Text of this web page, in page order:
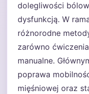
dolegliwości
dysfunkcją. W
różnorodne
zarówno
manualne.
poprawa
mięśniowej oraz